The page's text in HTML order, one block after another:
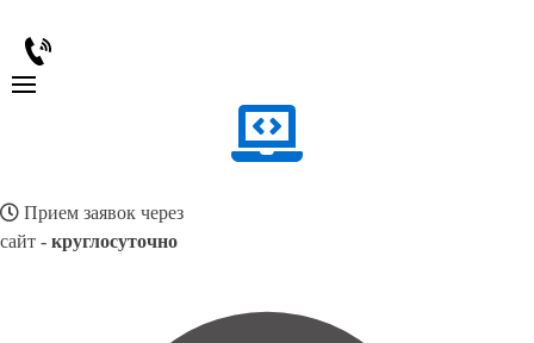
Прием заявок через
сайт - круглосуточно